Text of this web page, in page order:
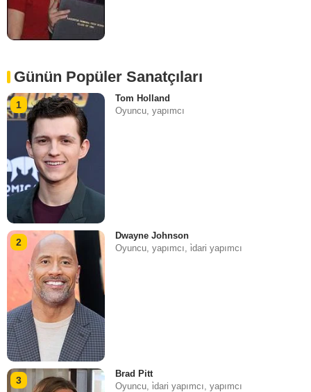
Günün Popüler Sanatçıları
1
Tom Holland
Oyuncu, yapımcı
2
Dwayne Johnson
Oyuncu, yapımcı, i̇dari yapımcı
3
Brad Pitt
Oyuncu, i̇dari yapımcı, yapımcı